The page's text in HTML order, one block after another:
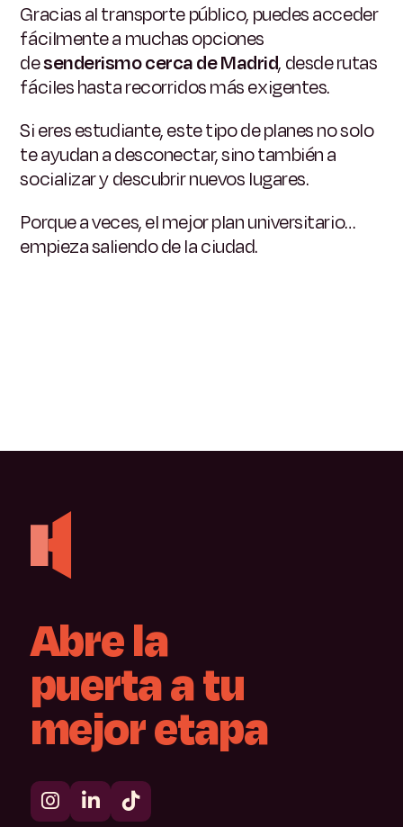
Gracias al transporte público, puedes acceder
fácilmente a muchas opciones
desenderismo cerca de Madrid, desde rutas
fáciles hasta recorridos más exigentes.
Si eres estudiante, este tipo de planes no solo
te ayudan a desconectar, sino también a
socializar y descubrir nuevos lugares.
Porque a veces, el mejor plan universitario…
empieza saliendo de la ciudad.
Abrela
puertaatu
mejoretapa